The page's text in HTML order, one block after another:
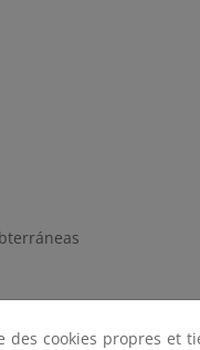
des cookies propres et